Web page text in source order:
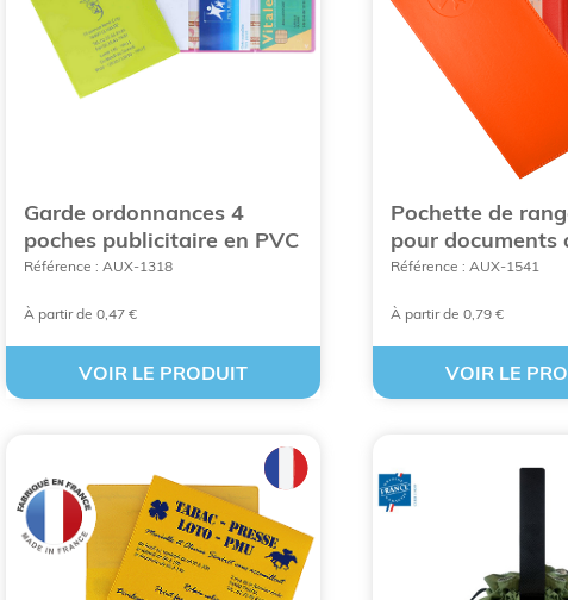
Garde ordonnances 4
poches publicitaire en PVC
Référence : AUX-1318
À partir de 0,47 €
VOIR LE PRODUIT
Pochette de
pour documents
Référence : AUX-1541
À partir de 0,79 €
VOIR LE